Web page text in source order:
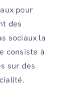
pour
des
sociaux la
consiste à
sur des